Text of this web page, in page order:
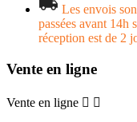
Les envois
passées avant 14h
réception est de 2
Vente en ligne
Vente en ligne  